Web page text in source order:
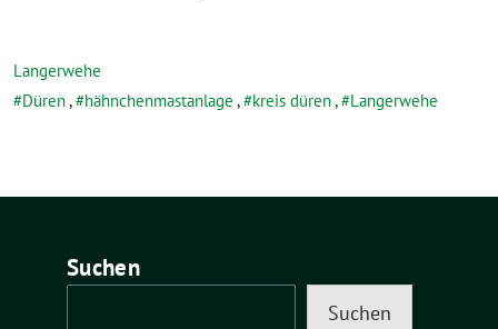
Langerwehe
Düren, hähnchenmastanlage , kreis düren, Langerwehe
Suchen
Suchen